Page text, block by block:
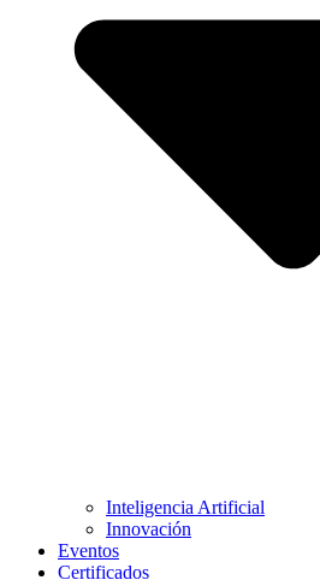
Inteligencia Artificial
Innovación
Eventos
Certificados